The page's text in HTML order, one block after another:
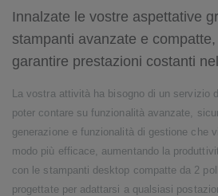
Innalzate le vostre aspettative
stampanti avanzate e
garantire prestazioni costanti
La vostra attività ha bisogno di un servizio
poter contare su funzionalità avanzate,
generazione e funzionalità di gestione che
modo più efficace, aumentando la
con le stampanti desktop compatte da 2
progettate per adattarsi a qualsiasi